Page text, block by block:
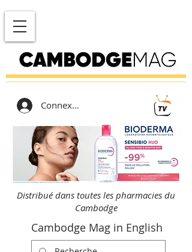
Connexion
Distribué dans toutes les pharmacies du
Cambodge
Cambodge Mag in English